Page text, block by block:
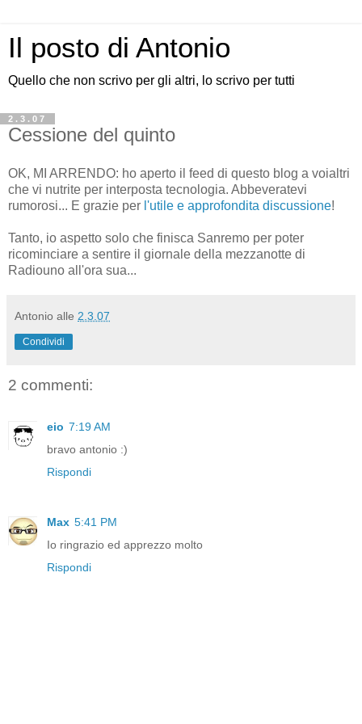
Il posto di Antonio
Quello che non scrivo per gli altri, lo scrivo per tutti
2.3.07
Cessione del quinto
OK, MI ARRENDO: ho aperto il feed di questo blog a voialtri
che vi nutrite per interposta tecnologia. Abbeveratevi
rumorosi... E grazie per l'utile e approfondita discussione!
Tanto, io aspetto solo che finisca Sanremo per poter
ricominciare a sentire il giornale della mezzanotte di
Radiouno all'ora sua...
Antonio alle 2.3.07
Condividi
2 commenti:
eio 7:19 AM
bravo antonio :)
Rispondi
Max 5:41 PM
Io ringrazio ed apprezzo molto
Rispondi